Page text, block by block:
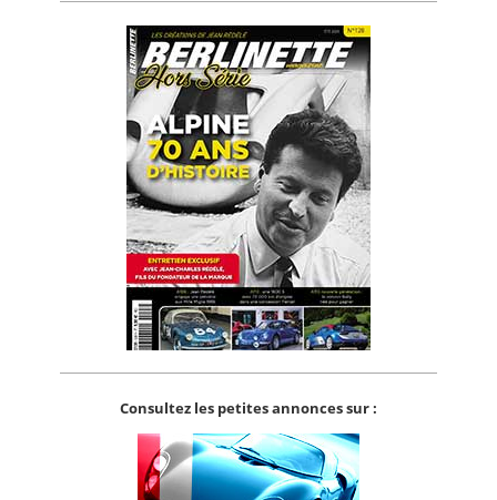
Consultez les petites annonces sur :